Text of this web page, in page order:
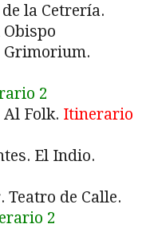
la Cetrería.
Grimorium.
2
Folk. Itinerario
El Indio.
Teatro de Calle.
2